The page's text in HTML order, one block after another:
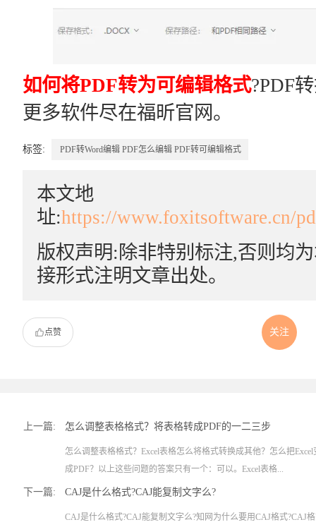
如何将PDF转为可编辑格式?PDF
更多软件尽在福昕官网。
标签: PDF转Word编辑 PDF怎么编辑 PDF转可编辑格式
本文地
址:https://www.foxitsoftware.cn/
版权声明:除非特别标注,否则均
接形式注明文章出处。
点赞 关注
上一篇: 怎么调整表格格式？将表格转成PDF的一二三步
怎么调整表格格式？Excel表格怎么将格式转换成其他？怎么把
成PDF？以上这些问题的答案只有一个：可以。Excel表格...
下一篇: CAJ是什么格式?CAJ能复制文字么?
CAJ是什么格式?CAJ能复制文字么?知网为什么要用CAJ格式?CAJ